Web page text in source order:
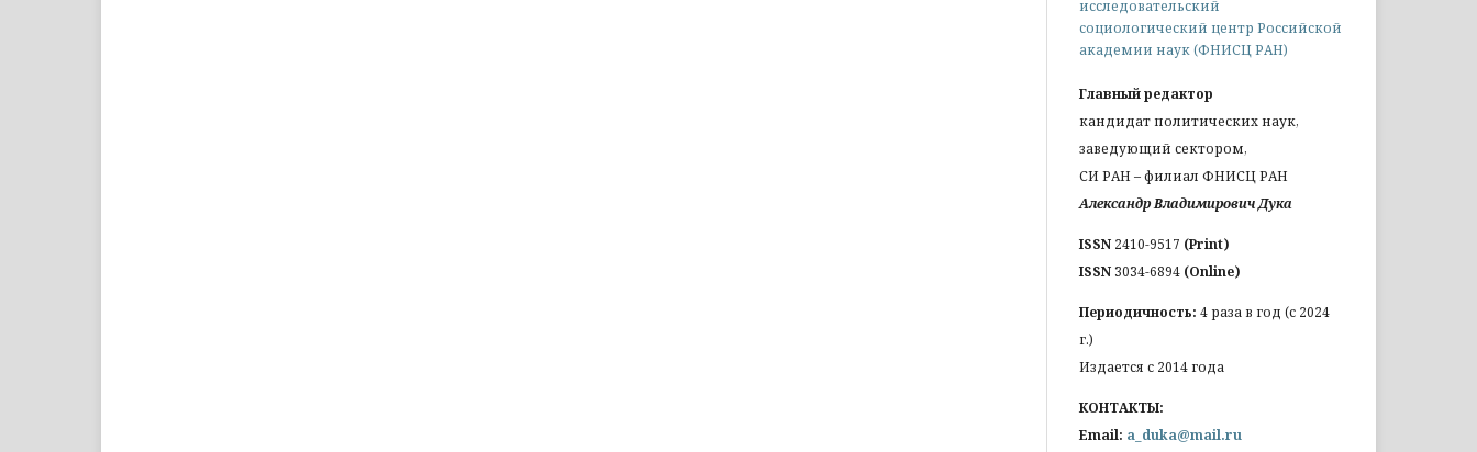
исследовательский
социологический центр Российской
академии наук (ФНИСЦ РАН)
Главный редактор
кандидат политических наук,
заведующий сектором,
СИ РАН – филиал ФНИСЦ РАН
Александр Владимирович Дука
ISSN 2410-9517 (Print)
ISSN3034-6894 (Online)
Периодичность: 4 раза в год (с 2024
г.)
Издается с 2014 года
КОНТАКТЫ:
Email: a_duka@mail.ru